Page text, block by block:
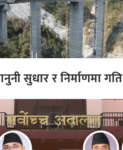
सुधार र निर्माणमा गति